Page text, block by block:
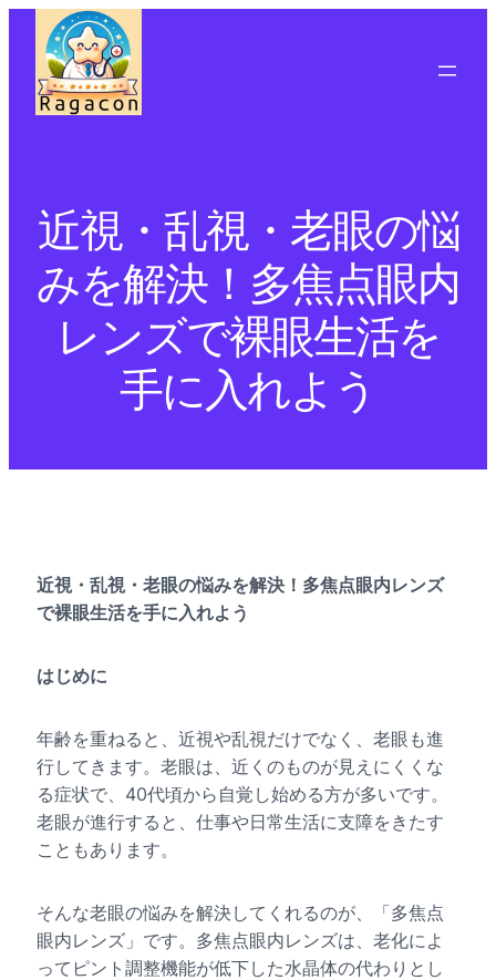
近視・乱視・老眼の悩
みを解決！多焦点眼内
レンズで裸眼生活を
手に入れよう
近視・乱視・老眼の悩みを解決！多焦点眼内レンズ
で裸眼生活を手に入れよう
はじめに
年齢を重ねると、近視や乱視だけでなく、老眼も進
行してきます。老眼は、近くのものが見えにくくな
る症状で、40代頃から自覚し始める方が多いです。
老眼が進行すると、仕事や日常生活に支障をきたす
こともあります。
そんな老眼の悩みを解決してくれるのが、「多焦点
眼内レンズ」です。多焦点眼内レンズは、老化によ
ってピント調整機能が低下した水晶体の代わりとし